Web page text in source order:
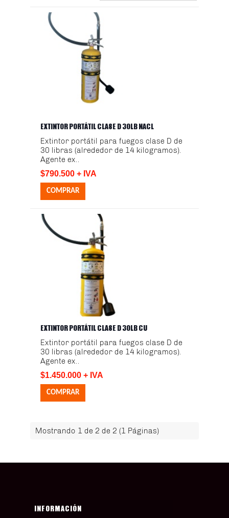
EXTINTOR PORTÁTIL CLASE D 30LB NACL
Extintor portátil para fuegos clase D de
30 libras (alrededor de 14 kilogramos).
Agente ex..
$790.500 + IVA
EXTINTOR PORTÁTIL CLASE D 30LB CU
Extintor portátil para fuegos clase D de
30 libras (alrededor de 14 kilogramos).
Agente ex..
$1.450.000 + IVA
Mostrando 1 de 2 de 2 (1 Páginas)
INFORMACIÓN